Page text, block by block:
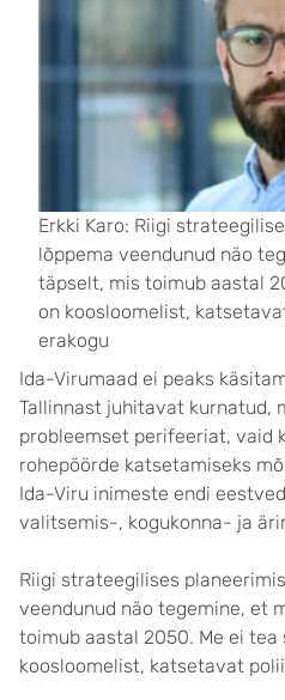
Erkki Karo: Riigi
lõppema veendunud näo
täpselt, mis toimub aastal
on koosloomelist,
erakogu
Ida-Virumaad ei peaks
Tallinnast juhitavat kurnatud,
probleemset perifeeriat, vaid
rohepöörde katsetamiseks
Ida-Viru inimeste endi
valitsemis-, kogukonna- ja
Riigi strateegilises
veendunud näo tegemine, et
toimub aastal 2050. Me ei
koosloomelist, katsetavat